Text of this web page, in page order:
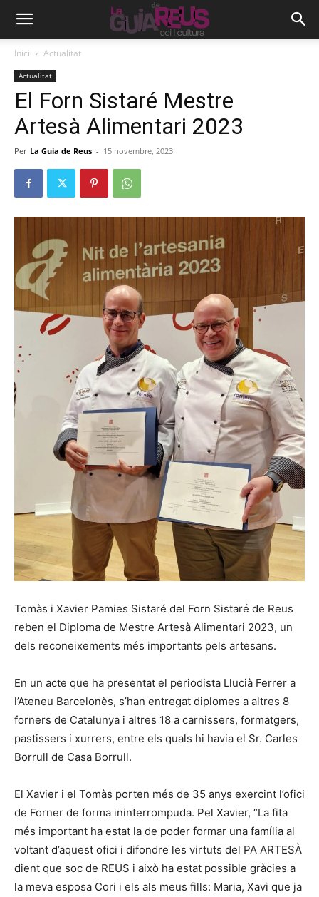
Inici Actualitat
Actualitat
El Forn Sistaré Mestre
Artesà Alimentari 2023
Per La Guia de Reus - 15 novembre, 2023
Tomàs i Xavier Pamies Sistaré del Forn Sistaré de Reus
reben el Diploma de Mestre Artesà Alimentari 2023, un
dels reconeixements més importants pels artesans.
En un acte que ha presentat el periodista Llucià Ferrer a
l’Ateneu Barcelonès, s’han entregat diplomes a altres 8
forners de Catalunya i altres 18 a carnissers, formatgers,
pastissers i xurrers, entre els quals hi havia el Sr. Carles
Borrull de Casa Borrull.
El Xavier i el Tomàs porten més de 35 anys exercint l’ofici
de Forner de forma ininterrompuda. Pel Xavier, “La fita
més important ha estat la de poder formar una família al
voltant d’aquest ofici i difondre les virtuts del PA ARTESÀ
dient que soc de REUS i això ha estat possible gràcies a
la meva esposa Cori i els als meus fills: Maria, Xavi que ja